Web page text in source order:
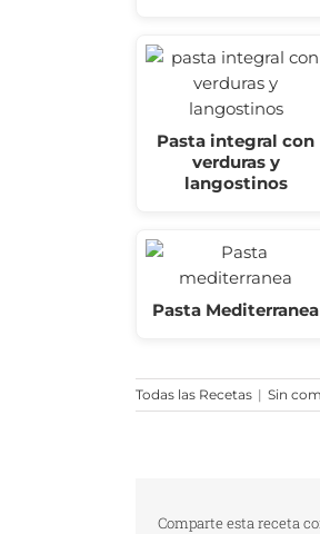
Pasta integral con
verduras y
langostinos
Pasta Mediterranea
Todas las Recetas | Sin
Comparte esta receta